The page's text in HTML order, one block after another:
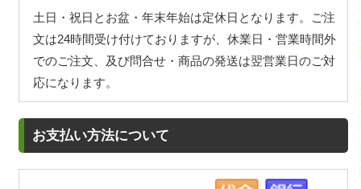
土日・祝日とお盆・年末年始は定休日となります。ご注
文は24時間受け付けておりますが、休業日・営業時間外
でのご注文、及び問合せ・商品の発送は翌営業日のご対
応になります。
お支払い方法について